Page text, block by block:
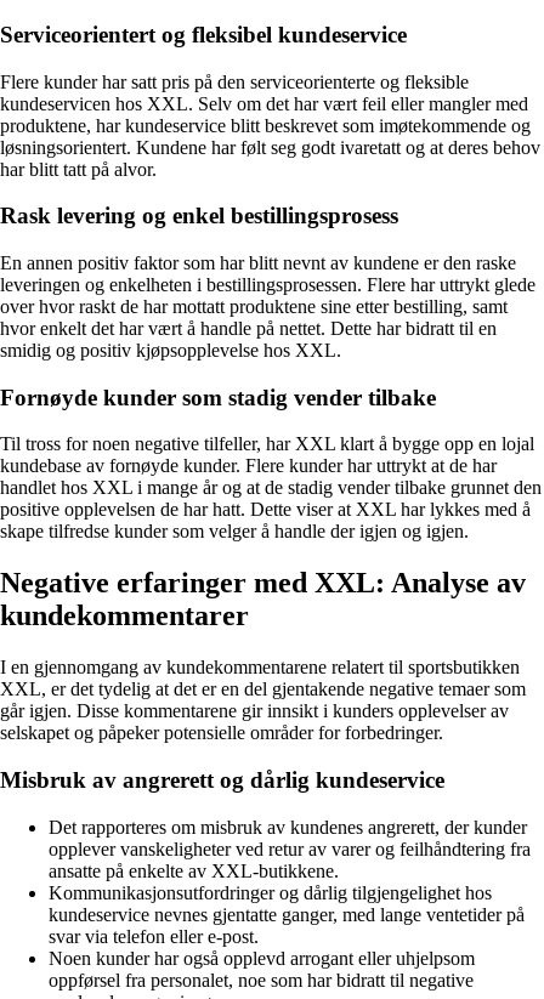
Serviceorientert og fleksibel kundeservice
Flere kunder har satt pris på den serviceorienterte og fleksible
kundeservicen hos XXL. Selv om det har vært feil eller mangler med
produktene, har kundeservice blitt beskrevet som imøtekommende og
løsningsorientert. Kundene har følt seg godt ivaretatt og at deres behov
har blitt tatt på alvor.
Rask levering og enkel bestillingsprosess
En annen positiv faktor som har blitt nevnt av kundene er den raske
leveringen og enkelheten i bestillingsprosessen. Flere har uttrykt glede
over hvor raskt de har mottatt produktene sine etter bestilling, samt
hvor enkelt det har vært å handle på nettet. Dette har bidratt til en
smidig og positiv kjøpsopplevelse hos XXL.
Fornøyde kunder som stadig vender tilbake
Til tross for noen negative tilfeller, har XXL klart å bygge opp en lojal
kundebase av fornøyde kunder. Flere kunder har uttrykt at de har
handlet hos XXL i mange år og at de stadig vender tilbake grunnet den
positive opplevelsen de har hatt. Dette viser at XXL har lykkes med å
skape tilfredse kunder som velger å handle der igjen og igjen.
Negative erfaringer med XXL: Analyse av
kundekommentarer
I en gjennomgang av kundekommentarene relatert til sportsbutikken
XXL, er det tydelig at det er en del gjentakende negative temaer som
går igjen. Disse kommentarene gir innsikt i kunders opplevelser av
selskapet og påpeker potensielle områder for forbedringer.
Misbruk av angrerett og dårlig kundeservice
Det rapporteres om misbruk av kundenes angrerett, der kunder
opplever vanskeligheter ved retur av varer og feilhåndtering fra
ansatte på enkelte av XXL-butikkene.
Kommunikasjonsutfordringer og dårlig tilgjengelighet hos
kundeservice nevnes gjentatte ganger, med lange ventetider på
svar via telefon eller e-post.
Noen kunder har også opplevd arrogant eller uhjelpsom
oppførsel fra personalet, noe som har bidratt til negative